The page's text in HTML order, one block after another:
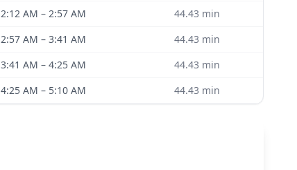
2:12 AM – 2:57 AM 44.43 min
2:57 AM – 3:41 AM 44.43 min
3:41 AM – 4:25 AM 44.43 min
4:25 AM – 5:10 AM 44.43 min